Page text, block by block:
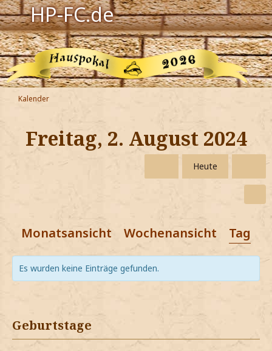
HP-FC.de
Navigation
Harry Potter
Der HP-FC
Hogwarts
Zauberwelt
Jetzt Fanclub-Mitglied werden!
Kalender
Freitag, 2. August 2024
Heute
Monatsansicht Wochenansicht
Es wurden keine Einträge gefunden.
Geburtstage